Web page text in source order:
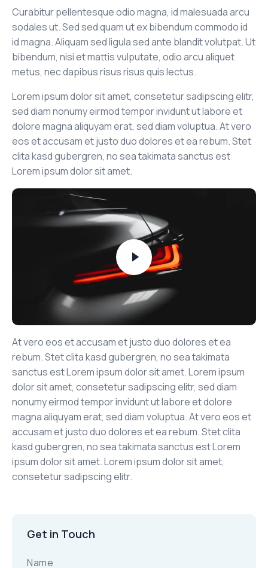
Curabitur pellentesque odio magna, id malesuada arcu
sodales ut. Sed sed quam ut ex bibendum commodo id
id magna. Aliquam sed ligula sed ante blandit volutpat. Ut
bibendum, nisi et mattis vulputate, odio arcu aliquet
metus, nec dapibus risus risus quis lectus.
Lorem ipsum dolor sit amet, consetetur sadipscing elitr,
sed diam nonumy eirmod tempor invidunt ut labore et
dolore magna aliquyam erat, sed diam voluptua. At vero
eos et accusam et justo duo dolores et ea rebum. Stet
clita kasd gubergren, no sea takimata sanctus est
Lorem ipsum dolor sit amet.
At vero eos et accusam et justo duo dolores et ea
rebum. Stet clita kasd gubergren, no sea takimata
sanctus est Lorem ipsum dolor sit amet. Lorem ipsum
dolor sit amet, consetetur sadipscing elitr, sed diam
nonumy eirmod tempor invidunt ut labore et dolore
magna aliquyam erat, sed diam voluptua. At vero eos et
accusam et justo duo dolores et ea rebum. Stet clita
kasd gubergren, no sea takimata sanctus est Lorem
ipsum dolor sit amet. Lorem ipsum dolor sit amet,
consetetur sadipscing elitr.
Get in Touch